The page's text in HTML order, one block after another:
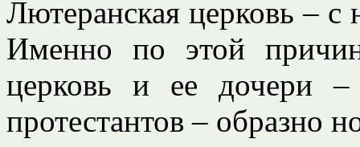
Лютеранская церковь –
Именно по этой
церковь и ее дочери –
протестантов – образно